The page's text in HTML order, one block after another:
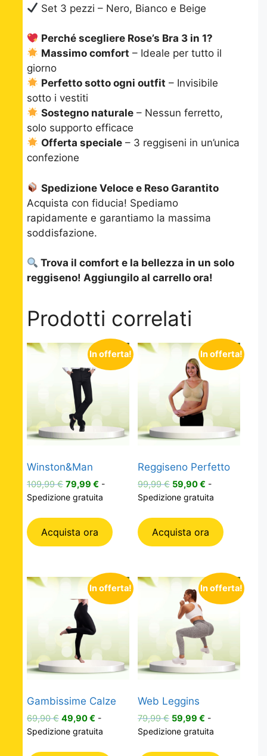
Set 3 pezzi – Nero, Bianco e Beige
Perché scegliere Rose’s Bra 3 in 1?
Massimo comfort – Ideale per tutto il
giorno
Perfetto sotto ogni outfit – Invisibile
sotto i vestiti
Sostegno naturale – Nessun ferretto,
solo supporto efficace
Offerta speciale – 3 reggiseni in un’unica
confezione
Spedizione Veloce e Reso Garantito
Acquista con fiducia! Spediamo
rapidamente e garantiamo la massima
soddisfazione.
Trova il comfort e la bellezza in un solo
reggiseno! Aggiungilo al carrello ora!
Prodotti correlati
In offerta!
Winston&Man
109,99€ Il
prezzo
era:
109,99 €.
79,99 € Il
prezzo
è:
79,99 €.
-
Spedizione gratuita
Acquista ora
In offerta!
Reggiseno Perfetto
99,99€ Il
prezzo
era:
99,99 €.
59,90€ Il
prezzo
è:
59,90 €.
-
Spedizione gratuita
Acquista ora
In offerta!
Gambissime Calze
69,90€ Il
prezzo
49,90€ Il
prezzo
-
Spedizione gratuita
In offerta!
Web Leggins
79,99€ Il
prezzo
59,99€ Il
prezzo
-
Spedizione gratuita